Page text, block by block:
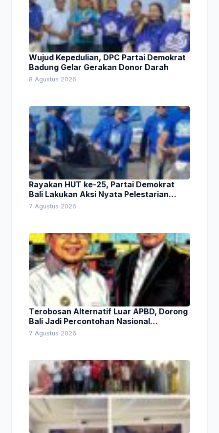
Wujud Kepedulian, DPC Partai Demokrat
Badung Gelar Gerakan Donor Darah
8 Agustus 2026
Rayakan HUT ke-25, Partai Demokrat
Bali Lakukan Aksi Nyata Pelestarian
Lingkungan
7 Agustus 2026
Terobosan Alternatif Luar APBD, Dorong
Bali Jadi Percontohan Nasional
Pembiayaan Daerah
7 Agustus 2026